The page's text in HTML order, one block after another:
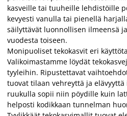
kasveille tai tuuheille lehdistöille
kevyesti vanulla tai pienellä
säilyttävät luonnollisen ilmeensä
vuodesta toiseen.
Monipuoliset tekokasvit eri
Valikoimastamme löydät
tyyleihin. Ripustettavat
tuovat tilaan vehreyttä ja
ruukulla sopii niin pöydille kuin
helposti kodikkaan tunnelman